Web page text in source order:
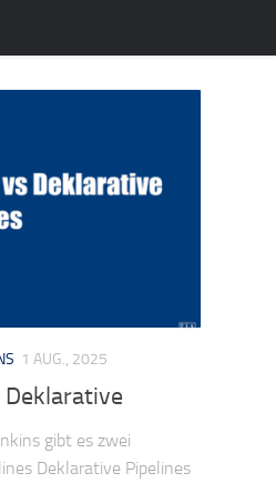
1 AUG., 2025
Deklarative
gibt es zwei
Deklarative Pipelines